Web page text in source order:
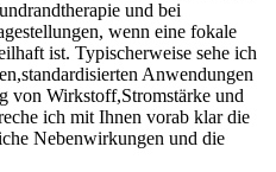
und bei
wenn eine⁢ fokale
ist. Typischerweise sehe ich
Anwendungen
von Wirkstoff,Stromstärke ⁤und
ich mit Ihnen vorab klar die
Nebenwirkungen‌ und die‌